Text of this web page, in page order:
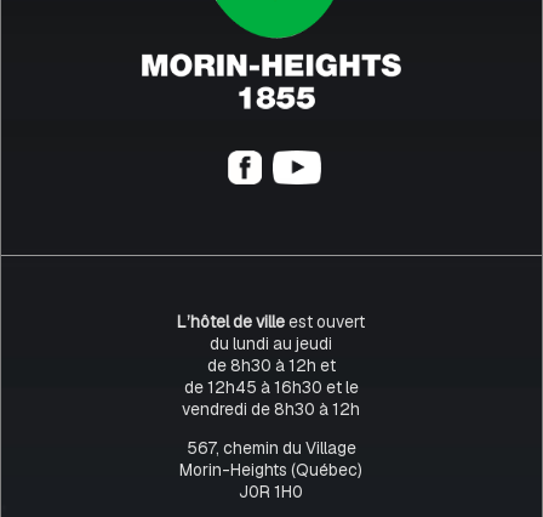
L’hôtel de villeest ouvert
du lundi au jeudi
de 8h30 à 12h et
de 12h45 à 16h30 et le
vendredi de 8h30 à 12h
567, chemin du Village
Morin-Heights (Québec)
J0R 1H0